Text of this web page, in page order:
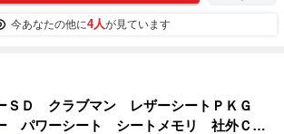
今あなたの他に4人が見ています
ＳＤ クラブマン レザーシートＰＫＧ
パワーシート シートメモリ 社外ＣＤ